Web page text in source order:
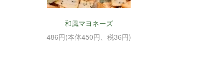
和風マヨネーズ
486円(本体450円、税36円)